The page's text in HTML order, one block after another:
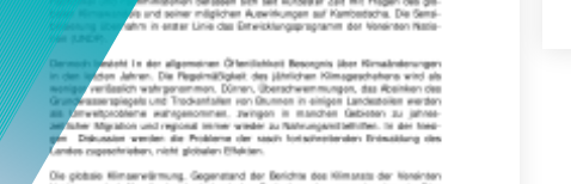
den ersten Gemeinderatswahlen 2002 gemacht. In
den vergangenen Jahren ist der
Dezentralisierungsprozess jedoch ins Stocken
geraten. Um Wege aus der Sackgasse zu finden, hat
die KAS den Stuttgarter OBM Dr. Wolfgang Schuster
nach Kambodscha eingeladen.